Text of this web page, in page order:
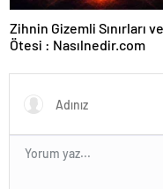
Zihnin Gizemli Sınırları ve
Ötesi : Nasılnedir.com